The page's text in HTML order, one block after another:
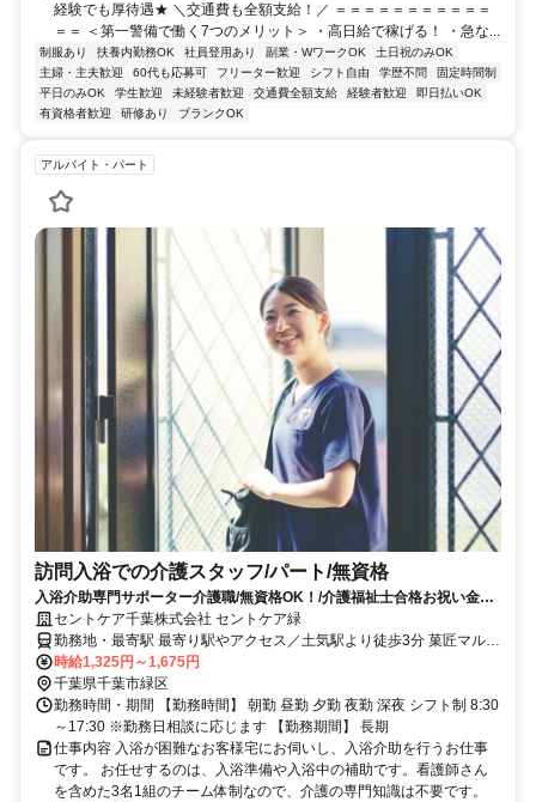
経験でも厚待遇★ ＼交通費も全額支給！／ ＝＝＝＝＝＝＝＝＝＝＝
＝＝ ＜第一警備で働く7つのメリット＞ ・高日給で稼げる！ ・急な...
制服あり 扶養内勤務OK 社員登用あり 副業・WワークOK
土日祝のみOK
主婦・主夫歓迎
60代も応募可 フリーター歓迎 シフト自由 学歴不問
固定時間制
平日のみOK
学生歓迎 未経験者歓迎 交通費全額支給 経験者歓迎
即日払いOK
有資格者歓迎
研修あり ブランクOK
アルバイト・パート
訪問入浴での介護スタッフ/パート/無資格
入浴介助専門サポーター介護職/無資格OK！/介護福祉士合格お祝い金あ
り☆資格取得をサポートします！
セントケア千葉株式会社 セントケア緑
勤務地・最寄駅 最寄り駅やアクセス／土気駅より徒歩3分 菓匠マルヤ
(あすみ団子)さん隣り <マイカー通勤可/駐車場完備>
時給1,325円～1,675円
千葉県千葉市緑区
勤務時間・期間 【勤務時間】 朝勤 昼勤 夕勤 夜勤 深夜 シフト制 8:30
～17:30 ※勤務日相談に応じます 【勤務期間】 長期
仕事内容 入浴が困難なお客様宅にお伺いし、入浴介助を行うお仕事
です。 お任せするのは、入浴準備や入浴中の補助です。看護師さん
を含めた3名1組のチーム体制なので、介護の専門知識は不要です。